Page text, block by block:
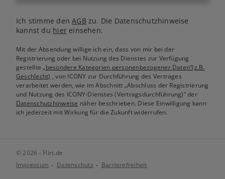
Ich stimme denAGB zu. Die Datenschutzhinweise
kannst du hiereinsehen.
Mit der Absendung willige ich ein, dass von mir bei der
Registrierung oder bei Nutzung des Dienstes zur Verfügung
gestellte„besondere Kategorien personenbezogener Daten“(z.B.
Geschlecht) , von ICONY zur Durchführung des Vertrages
verarbeitet werden, wie im Abschnitt „Abschluss der Registrierung
und Nutzung des ICONY-Dienstes (Vertragsdurchführung)“ der
Datenschutzhinweise näher beschrieben. Diese Einwilligung kann
ich jederzeit mit Wirkung für die Zukunft widerrufen.
© 2026 - Flirt.de
Impressum
Datenschutz Barrierefreiheit